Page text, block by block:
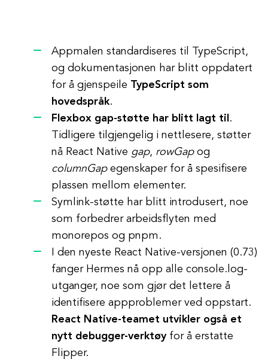
Appmalen standardiseres til TypeScript,
og dokumentasjonen har blitt oppdatert
for å gjenspeile TypeScript som
hovedspråk.
Flexbox gap-støtte har blitt lagt til .
Tidligere tilgjengelig i nettlesere, støtter
nå React Native gap, rowGapog
columnGapegenskaper for å spesifisere
plassen mellom elementer.
Symlink-støtte har blitt introdusert, noe
som forbedrer arbeidsflyten med
monorepos og pnpm.
I den nyeste React Native-versjonen (0.73)
fanger Hermes nå opp alle console.log-
utganger, noe som gjør det lettere å
identifisere appproblemer ved oppstart.
React Native-teamet utvikler også et
nytt debugger-verktøyfor å erstatte
Flipper.